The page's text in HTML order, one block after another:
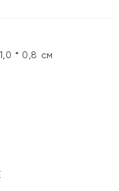
* 0,8 см